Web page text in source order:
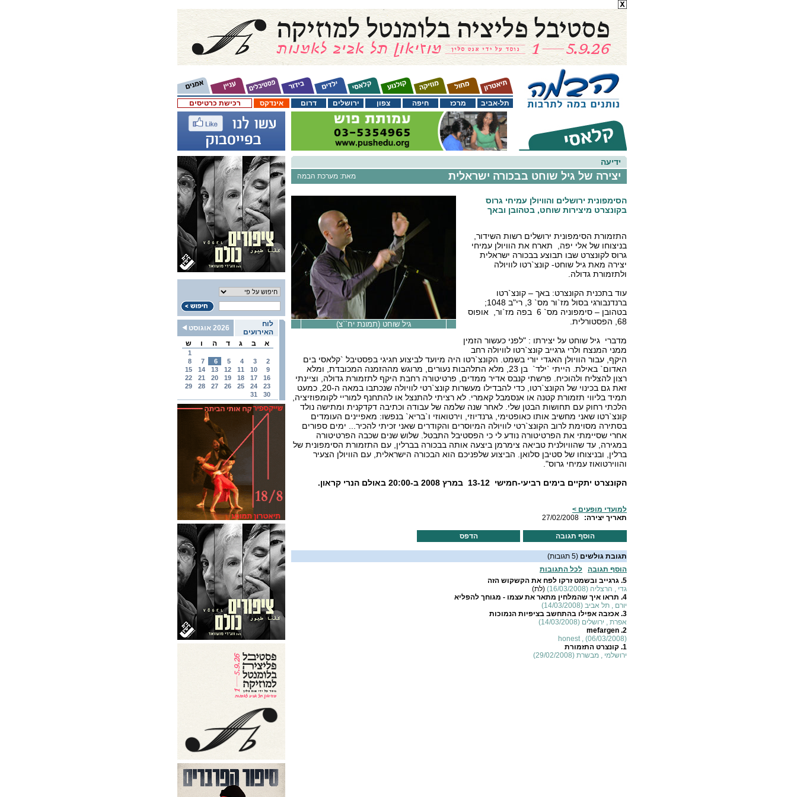
רכישת כרטיסים אינדקס דרום ירושלים צפון חיפה מרכז תל-אביב
לוח
האירועים
2026 אוגוסט
א
ב ג ד ה ו ש
1
2
3
4
5
6
7
8
9
10
11
12
13
14
15
16
17
18
19
20
21
22
23
24
25
26
27
28
29
30
31
ידיעה
מאת: מערכת הבמה יצירה של גיל שוחט בבכורה ישראלית
גיל שוחט (תמונת יח``צ)
הסימפונית ירושלים והוויולן עמיחי גרוס
בקונצרט מיצירות שוחט, בטהובן ובאך
התזמורת הסימפונית ירושלים רשות השידור,
בניצוחו של אלי יפה, תארח את הוויולן עמיחי
גרוס לקונצרט שבו תבוצע בבכורה ישראלית
יצירה מאת גיל שוחט- קונצ`רטו לוויולה
ולתזמורת גדולה.
עוד בתכנית הקונצרט: באך – קונצ`רטו
ברנדנבורגי בסול מז`ור מס` 3, רי"ב 1048;
בטהובן – סימפוניה מס` 6 בפה מז`ור, אופוס
68, הפסטורלית.
מדברי גיל שוחט על יצירתו : "לפני כעשור הזמין
ממני המנצח ולרי גרגייב קונצ`רטו לוויולה רחב
היקף, עבור הוויולן האגדי יורי בשמט. הקונצ`רטו היה מיועד לביצוע חגיגי בפסטיבל `קלאסי בים
האדום` באילת. הייתי `ילד` בן 23, מלא התלהבות נעורים, מרוגש מההזמנה המכובדת, ומלא
רצון להצליח ולהוכיח. פרשתי קנבס אדיר ממדים, פרטיטורה רחבת היקף לתזמורת גדולה, וציינתי
זאת גם בכינוי של הקונצ`רטו, כדי להבדילו מעשרות קונצ`רטי לוויולה שנכתבו במאה ה-20, כמעט
תמיד בליווי תזמורת קטנה או אנסמבל קאמרי. לא רציתי להתנצל או להתחנף למוריי לקומפוזיציה,
הלכתי רחוק עם תחושות הבטן שלי. לאחר שנה שלמה של עבודה וכתיבה דקדקנית ומתישה נולד
קונצ`רטו שאני מחשיב אותו כאופטימי, גרנדיוזי, וירטואוזי ו`בריא` בנפשו: מאפיינים העומדים
בסתירה מסוימת לרוב הקונצ`רטי לוויולה המיוסרים והקודרים שאני זכיתי להכיר... ימים ספורים
אחרי שסיימתי את הפרטיטורה נודע לי כי הפסטיבל התבטל. שלוש שנים שכבה הפרטיטורה
במגירה, עד שהוויולנית טביאה צימרמן ביצעה אותה בבכורה בברלין, עם התזמורת הסימפונית של
ברלין, ובניצוחו של סטיבן סלואן. הביצוע שלפניכם הוא הבכורה הישראלית, עם הוויולן הצעיר
והווירטואוז עמיחי גרוס".
הקונצרט יתקיים בימים רביעי-חמישי 13-12 במרץ 2008 ב-20:00 באולם הנרי קראון.
למועדי מופעים >
27/02/2008
:תאריך יצירה
הדפס הוסף תגובה
תגובת גולשים (5 תגובות)
הוסף תגובה
לכל התגובות
5. גרגייב ובשמט זרקו לפח את הקשקוש הזה
גדי , הרצליה (16/03/2008)
(לת)
4. תראו איך שהמלחין מתאר את עצמו - מגוחך להפליא
יורם , תל אביב (14/03/2008)
3. אכזבה אפילו בהתחשב בציפיות הנמוכות
אפרת , ירושלים (14/03/2008)
2.
mefargen
honest , (06/03/2008)
1. קונצרט התזמורת
ירושלמי , מבשרת (29/02/2008)